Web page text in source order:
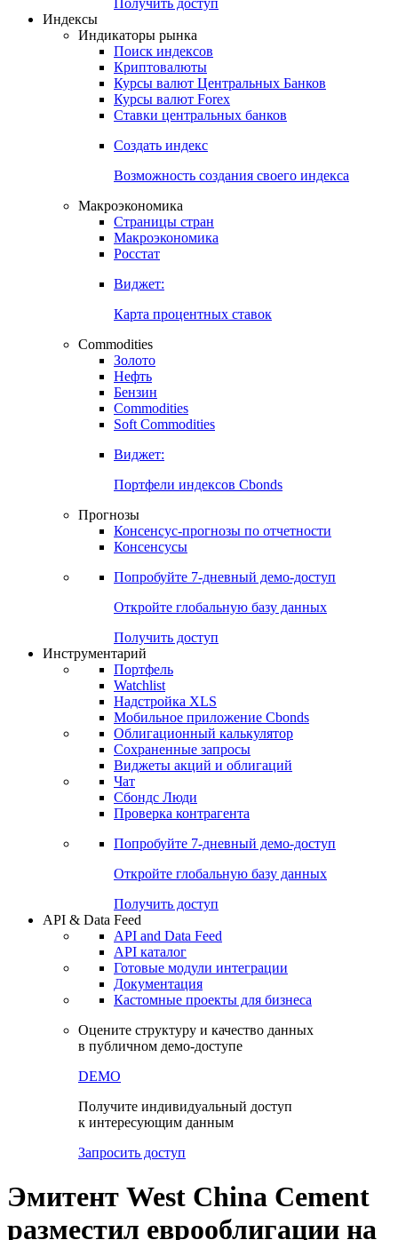
Попробуйте7-дневный
Откройте глобальную базу данных
Получить доступ
Индикаторы рынка
Поиск индексов
Курсы валют Центральных Банков
Ставки центральных банков
Создать индекс
Возможность создания своего индекса
Страницы стран
Росстат
Виджет:
Карта процентных ставок
Commodities
Золото
Бензин
Soft Commodities
Виджет:
Портфели индексов Cbonds
Прогнозы
Консенсусы
Попробуйте7-дневный
Откройте глобальную базу данных
Получить доступ
Инструментарий
Портфель
Watchlist
Надстройка XLS
Мобильное приложение Cbonds
Облигационный калькулятор
Сохраненные запросы
Чат
Проверка контрагента
Попробуйте7-дневный
Откройте глобальную базу данных
Получить доступ
API & Data Feed
API and Data Feed
Готовые модули интеграции
Документация
в публичном демо-доступе
к интересующим данным